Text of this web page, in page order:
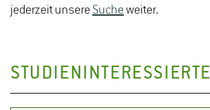
jederzeit unsere Suche weiter.
STUDIENINTERESSIERTE